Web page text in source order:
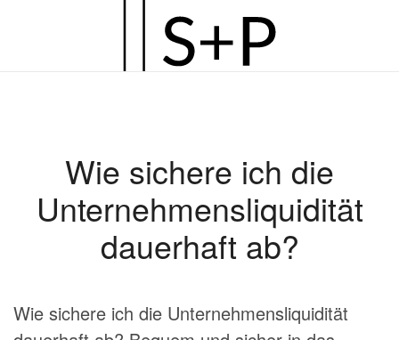
Hauptinhalt
Wie sichere ich die
Unternehmensliquidität
dauerhaft ab?
Wie sichere ich die Unternehmensliquidität